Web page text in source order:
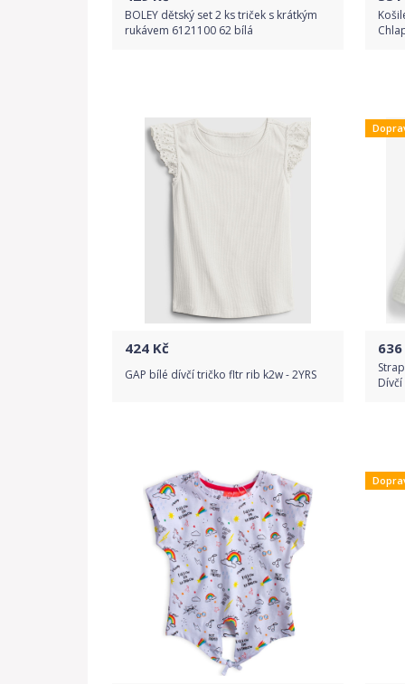
BOLEY dětský set 2 ks triček s krátkým
rukávem 6121100 62 bílá
Detail produktu
424 Kč
GAP bílé dívčí tričko fltr rib k2w - 2YRS
Detail produktu
636